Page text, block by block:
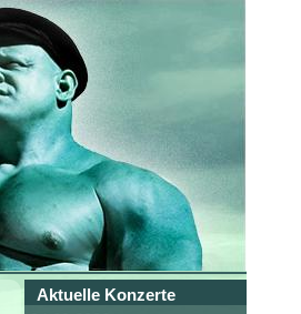
Aktuelle Konzerte